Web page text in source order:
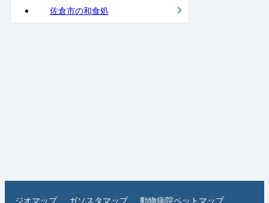
佐倉市の和食処
ジオマップ ガソスタマップ 動物病院ペットマップ